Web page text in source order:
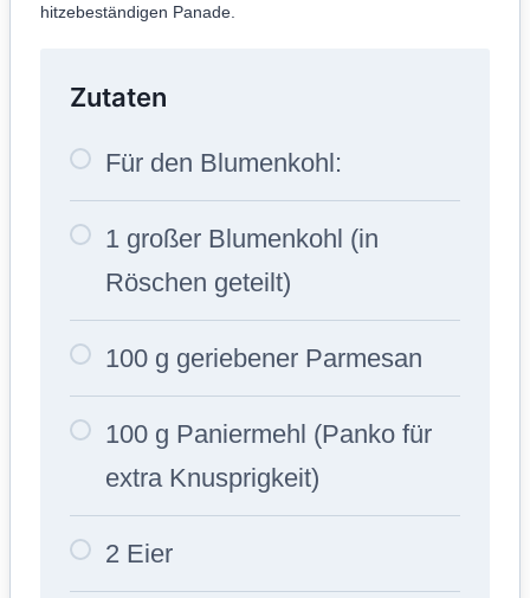
hitzebeständigen Panade.
Zutaten
Für den Blumenkohl:
1 großer Blumenkohl (in
Röschen geteilt)
100 g geriebener Parmesan
100 g Paniermehl (Panko für
extra Knusprigkeit)
2 Eier